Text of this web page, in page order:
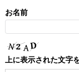
お名前
上に表示された文字